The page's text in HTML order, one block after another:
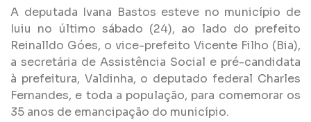
A deputada Ivana Bastos esteve no município de
Iuiu no último sábado (24), ao lado do prefeito
Reinalldo Góes, o vice-prefeito Vicente Filho (Bia),
a secretária de Assistência Social e pré-candidata
à prefeitura, Valdinha, o deputado federal Charles
Fernandes, e toda a população, para comemorar os
35 anos de emancipação do município.